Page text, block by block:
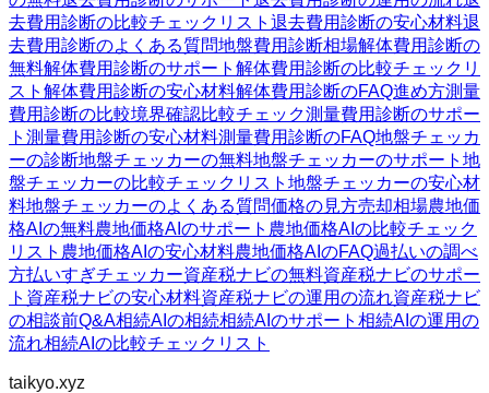
去費用診断の比較チェックリスト 退去費用診断の安心材料退
去費用診断のよくある質問地盤費用診断相場解体費用診断の
無料解体費用診断のサポート 解体費用診断の比較チェックリ
スト 解体費用診断の安心材料解体費用診断のFAQ進め方測量
費用診断の比較境界確認比較チェック測量費用診断のサポー
ト 測量費用診断の安心材料測量費用診断のFAQ地盤チェッカ
ーの診断地盤チェッカーの無料地盤チェッカーのサポート 地
盤チェッカーの比較チェックリスト 地盤チェッカーの安心材
料地盤チェッカーのよくある質問価格の見方売却相場農地価
格AIの無料農地価格AIのサポート 農地価格AIの比較チェック
リスト 農地価格AIの安心材料農地価格AIのFAQ過払いの調べ
方払いすぎチェッカー資産税ナビの無料資産税ナビのサポー
ト 資産税ナビの安心材料資産税ナビの運用の流れ資産税ナビ
の相談前Q&A相続AIの相続相続AIのサポート 相続AIの運用の
流れ相続AIの比較チェックリスト
taikyo.xyz